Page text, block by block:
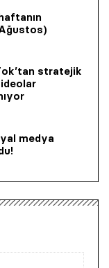
stratejik
medya